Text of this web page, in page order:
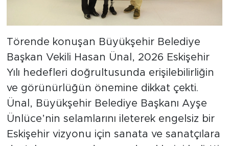
Törende konuşan Büyükşehir Belediye
Başkan Vekili Hasan Ünal, 2026 Eskişehir
Yılı hedefleri doğrultusunda erişilebilirliğin
ve görünürlüğün önemine dikkat çekti.
Ünal, Büyükşehir Belediye Başkanı Ayşe
Ünlüce’nin selamlarını ileterek engelsiz bir
Eskişehir vizyonu için sanata ve sanatçılara